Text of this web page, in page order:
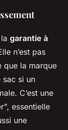
garantie à
n’est pas
que la marque
sac si un
C’est une
essentielle
une